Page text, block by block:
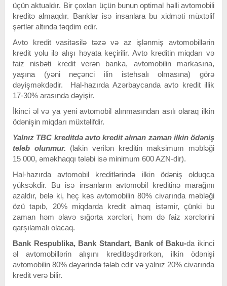
üçün aktualdır. Bir çoxları üçün bunun optimal həlli avtomobili
kreditə almaqdır. Banklar isə insanlara bu xidməti müxtəlif
şərtlər altında təqdim edir.
Avto kredit vasitəsilə təzə və az işlənmiş avtomobillərin
kredit yolu ilə alışı həyata keçirilir. Avto kreditin miqdarı və
faiz nisbəti kredit verən banka, avtomobilin markasına,
yaşına (yəni neçənci ilin istehsalı olmasına) görə
dəyişməkdədir. Hal-hazırda Azərbaycanda avto kredit illik
17-30% arasında dəyişir.
İkinci əl və ya yeni avtomobil alınmasından asılı olaraq ilkin
ödənişin miqdarı müxtəlifdir.
Yalnız TBC kreditdə avto kredit alınan zaman ilkin ödəniş
tələb olunmur. (lakin verilən kreditin maksimum məbləği
15 000, əməkhaqqı tələbi isə minimum 600 AZN-dir).
Hal-hazırda avtomobil kreditlərində ilkin ödəniş olduqca
yüksəkdir. Bu isə insanların avtomobil kreditinə marağını
azaldır, belə ki, heç kəs avtomobilin 80% civarında məbləği
özü tapıb, 20% miqdarda kredit almaq istəmir, çünki bu
zaman həm əlavə sığorta xərcləri, həm də faiz xərclərini
qarşılamalı olacaq.
Bank Respublika, Bank Standart, Bank of Baku-da ikinci
əl avtomobillərin alışını kreditləşdirərkən, ilkin ödənişi
avtomobilin 80% dəyərində tələb edir və yalnız 20% civarında
kredit verə bilir.